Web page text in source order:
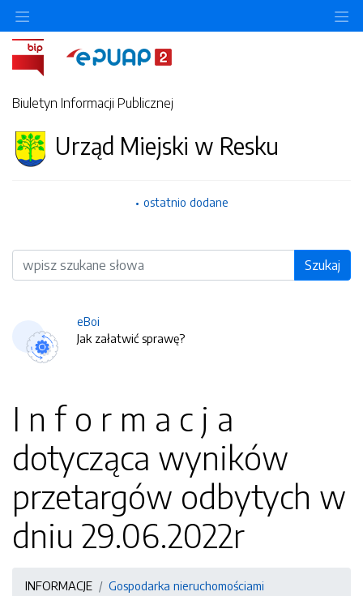
Biuletyn Informacji Publicznej
Urząd Miejski w Resku
ostatnio dodane
Wyszukiwarka Szukaj
eBoi
Jak załatwić sprawę?
I n f o r m a c j a
dotycząca wyników
przetargów odbytych w
dniu 29.06.2022r
INFORMACJE
Gospodarka nieruchomościami